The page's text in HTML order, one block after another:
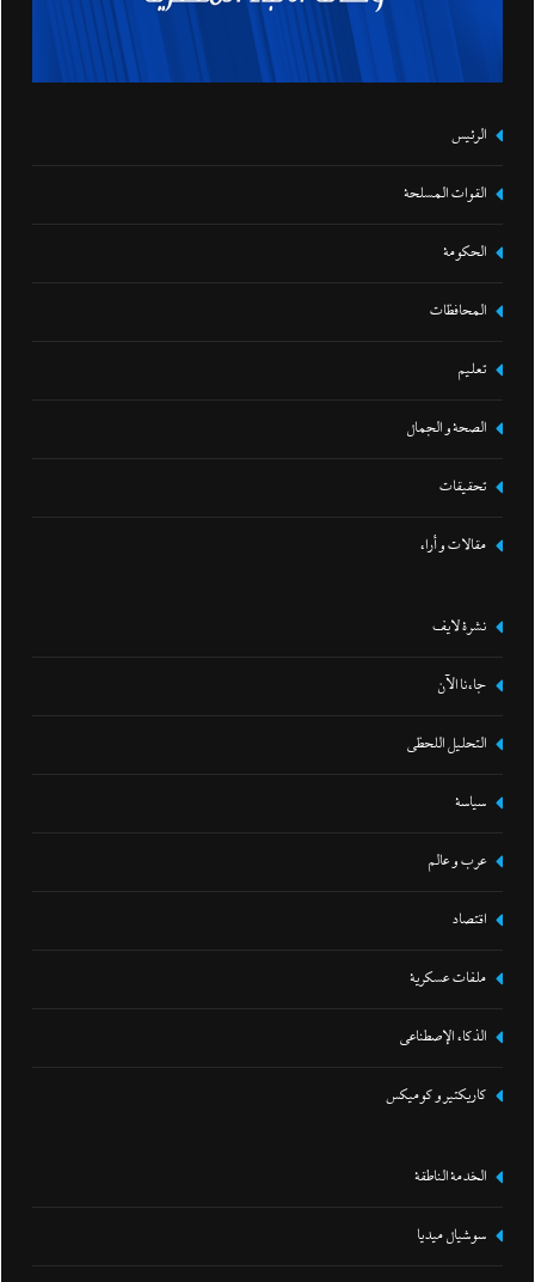
الرئيس
القوات المسلحة
الحكومة
المحافظات
تعليم
الصحة و الجمال
تحقيقات
مقالات و أراء
نشرة لايف
جاءنا الآن
التحليل اللحظي
سياسة
عرب و عالم
اقتصاد
ملفات عسكرية
الذكاء الإصطناعي
كاريكتير و كوميكس
الخدمة الناطقة
سوشيال ميديا